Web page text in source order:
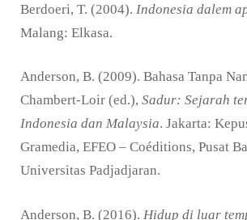
Berdoeri, T. (2004). Indonesia dalem
Malang: Elkasa.
Anderson, B. (2009). Bahasa Tanpa
Chambert-Loir (ed.), Sadur: Sejarah
Indonesia dan Malaysia. Jakarta:
Gramedia, EFEO – Coéditions, Pusat
Universitas Padjadjaran.
Anderson, B. (2016). Hidup di luar